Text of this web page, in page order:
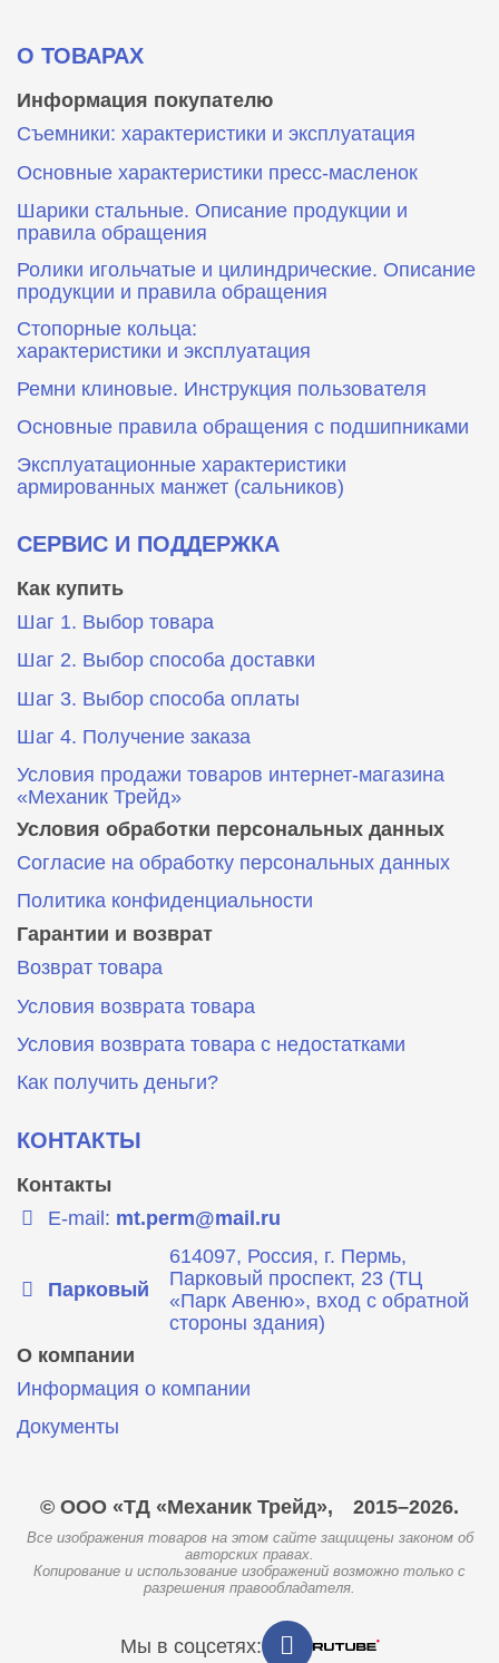
О ТОВАРАХ
Информация покупателю
Съемники: характеристики и эксплуатация
Основные характеристики пресс‑масленок
Шарики стальные. Описание продукции и
правила обращения
Ролики игольчатые и цилиндрические. Описание
продукции и правила обращения
Стопорные кольца:
характеристики и эксплуатация
Ремни клиновые. Инструкция пользователя
Основные правила обращения с подшипниками
Эксплуатационные характеристики
армированных манжет (сальников)
СЕРВИС И ПОДДЕРЖКА
Как купить
Шаг 1. Выбор товара
Шаг 2. Выбор способа доставки
Шаг 3. Выбор способа оплаты
Шаг 4. Получение заказа
Условия продажи товаров интернет-магазина
«Механик Трейд»
Условия обработки персональных данных
Согласие на обработку персональных данных
Политика конфиденциальности
Гарантии и возврат
Возврат товара
Условия возврата товара
Условия возврата товара с недостатками
Как получить деньги?
КОНТАКТЫ
Контакты
E-mail: mt.perm@mail.ru
Парковый
614097, Россия, г. Пермь,
Парковый проспект, 23 (ТЦ
«Парк Авеню», вход с обратной
стороны здания)
О компании
Информация о компании
Документы
© ООО «ТД «Механик Трейд», 2015–2026.
Все изображения товаров на этом сайте защищены законом об
авторских правах.
Копирование и использование изображений возможно только с
разрешения правообладателя.
Мы в соцсетях: